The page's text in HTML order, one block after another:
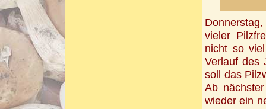
vieler
nicht so
Verlauf des
soll das
Ab
wieder ein